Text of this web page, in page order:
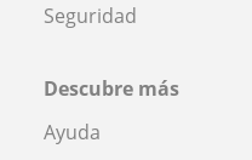
Seguridad
Descubre más
Ayuda